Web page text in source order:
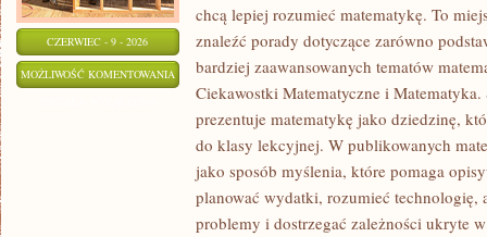
CZERWIEC - 9 - 2026
MOŻLIWOŚĆ KOMENTOWANIA ZABAWY
LICZBAMI
chcą lepiej rozumieć matematykę. To
znaleźć porady dotyczące zarówno
bardziej zaawansowanych tematów
Ciekawostki Matematyczne i
prezentuje matematykę jako dziedzinę,
do klasy lekcyjnej. W publikowanych
jako sposób myślenia, które pomaga
planować wydatki, rozumieć technologię,
problemy i dostrzegać zależności ukryte